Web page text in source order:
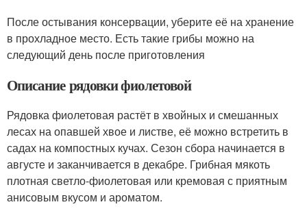
После остывания консервации, уберите её на хранение
в прохладное место. Есть такие грибы можно на
следующий день после приготовления
Описание рядовки фиолетовой
Рядовка фиолетовая растёт в хвойных и смешанных
лесах на опавшей хвое и листве, её можно встретить в
садах на компостных кучах. Сезон сбора начинается в
августе и заканчивается в декабре. Грибная мякоть
плотная светло-фиолетовая или кремовая с приятным
анисовым вкусом и ароматом.